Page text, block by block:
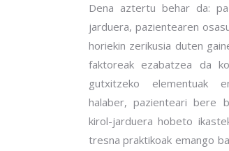
Dena aztertu behar da:
jarduera, pazientearen
horiekin zerikusia duten
faktoreak ezabatzea da
gutxitzeko elementuak
halaber, pazienteari bere
kirol-jarduera hobeto
tresna praktikoak emango